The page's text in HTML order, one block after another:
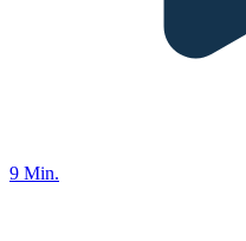
9 Min.